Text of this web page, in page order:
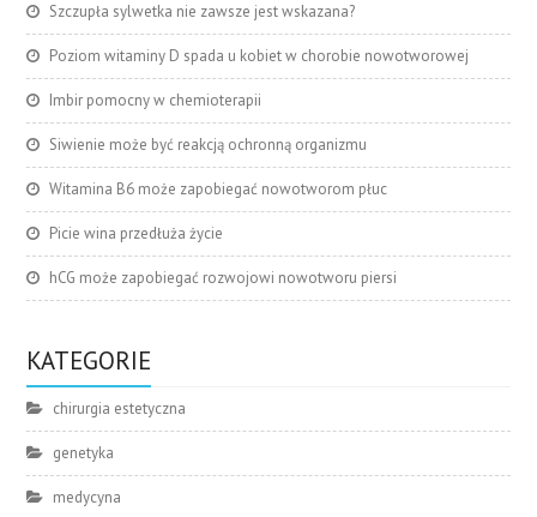
Szczupła sylwetka nie zawsze jest wskazana?
Poziom witaminy D spada u kobiet w chorobie nowotworowej
Imbir pomocny w chemioterapii
Siwienie może być reakcją ochronną organizmu
Witamina B6 może zapobiegać nowotworom płuc
Picie wina przedłuża życie
hCG może zapobiegać rozwojowi nowotworu piersi
KATEGORIE
chirurgia estetyczna
genetyka
medycyna